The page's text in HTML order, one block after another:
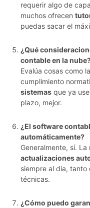
requerir algo de
muchos ofrecen
puedas sacar el
¿Qué
contable en la
Evalúa cosas como la
cumplimiento
sistemas que ya
plazo, mejor.
¿El software
automáticamente?
Generalmente, sí.
actualizaciones
siempre al día, tanto
técnicas.
¿Cómo puedo